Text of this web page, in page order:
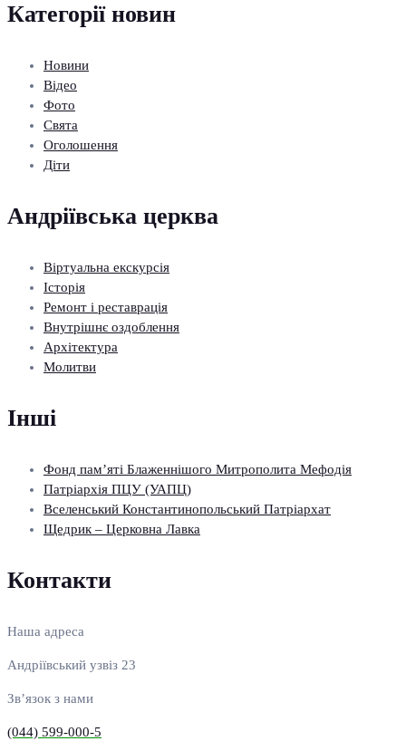
Категорії новин
Новини
Відео
Фото
Свята
Оголошення
Діти
Андріївська церква
Віртуальна екскурсія
Історія
Ремонт і реставрація
Внутрішнє оздоблення
Архітектура
Молитви
Інші
Фонд пам’яті Блаженнішого Митрополита Мефодія
Патріархія ПЦУ (УАПЦ)
Вселенський Константинопольський Патріархат
Щедрик – Церковна Лавка
Контакти
Наша адреса
Андріївський узвіз 23
Зв’язок з нами
(044) 599-000-5